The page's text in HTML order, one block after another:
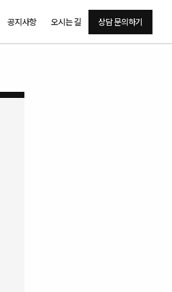
공지사항 오시는 길 상담 문의하기